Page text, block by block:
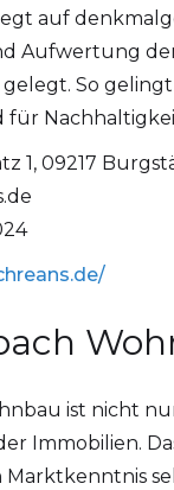
auf
Aufwertung
So gelingt
1, 09217
ist nicht
Immobilien.
Marktkenntnis